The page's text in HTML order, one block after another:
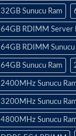
32GB Sunucu Ram
64GB RDIMM Server
64GB RDIMM Sunucu
64GB Sunucu Ram
2400MHz Sunucu
3200MHz Sunucu
4800MHz Sunucu